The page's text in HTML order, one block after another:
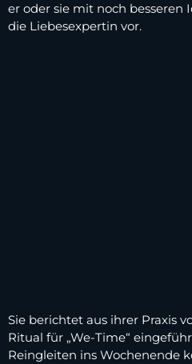
er oder sie mit noch besseren
die Liebesexpertin vor.
Sie berichtet aus ihrer Praxis
Ritual für „We-Time“
Reingleiten ins Wochenende